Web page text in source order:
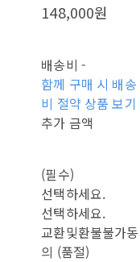
148,000원
배송비 -
함께 구매 시 배송
비 절약 상품 보기
추가 금액
(필수)
선택하세요.
선택하세요.
교환및환불불가동
의 (품절)